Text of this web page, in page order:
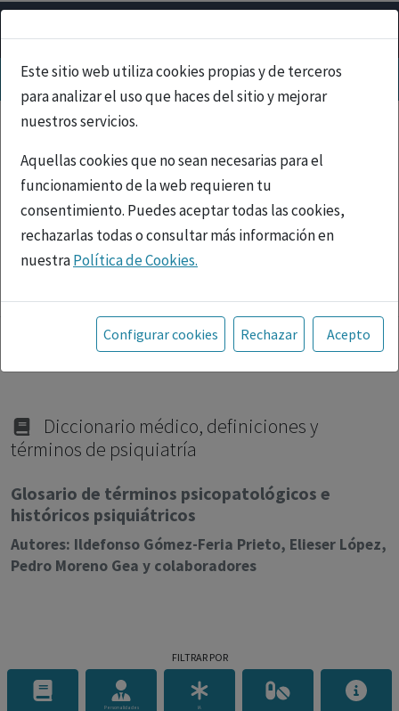
Este sitio web utiliza cookies propias y de terceros
para analizar el uso que haces del sitio y mejorar
nuestros servicios.
Aquellas cookies que no sean necesarias para el
funcionamiento de la web requieren tu
consentimiento. Puedes aceptar todas las cookies,
rechazarlas todas o consultar más información en
nuestraPolítica de Cookies.
Toda la información incluida en la Página Web está
referida a productos del mercado español y, por
tanto, dirigida a profesionales sanitarios legalmente
facultados para prescribir o dispensar medicamentos
fármacos se facilita a título meramente informativo,
siendo responsabilidad de los profesionales
caso concreto, el tratamiento más adecuado a las
necesidades del paciente.
Configurar cookies Rechazar Acepto
Diccionario médico, definiciones y
términos de psiquiatría
Glosario de términos psicopatológicos e
históricos psiquiátricos
Autores: Ildefonso Gómez-Feria Prieto, Elieser López,
Pedro Moreno Gea y colaboradores
FILTRAR POR
Personalidades IA